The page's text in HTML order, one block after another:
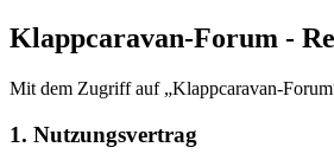
Klappcaravan-Forum -
Mit dem Zugriff auf „Klappcaravan-
1. Nutzungsvertrag